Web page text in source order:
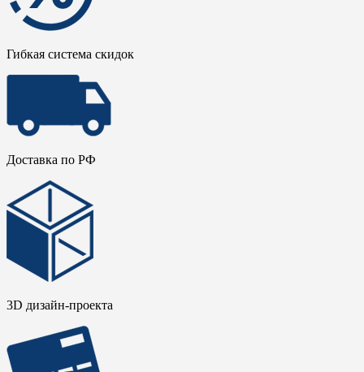
Гибкая система скидок
Доставка по РФ
3D дизайн-проекта